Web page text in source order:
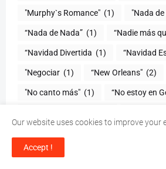
"Murphy`s Romance" (1) "Nada
“Nada de Nada” (1) “Nadie más
“Navidad Divertida (1) “Navidad
"Negociar (1) “New Orleans" (2)
"No canto más" (1) “No estoy en
"no hay unidad en la salsa"
Our website uses cookies to improve your
Accept !